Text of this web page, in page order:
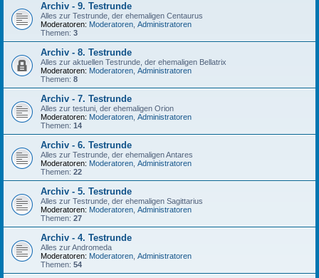
Archiv - 9. Testrunde
Alles zur Testrunde, der ehemaligen Centaurus
Moderatoren: Moderatoren Administratoren
Themen: 3
Archiv - 8. Testrunde
Alles zur aktuellen Testrunde, der ehemaligen Bellatrix
Moderatoren: Moderatoren Administratoren
Themen: 8
Archiv - 7. Testrunde
Alles zur testuni, der ehemaligen Orion
Moderatoren: Moderatoren Administratoren
Themen: 14
Archiv - 6. Testrunde
Alles zur Testrunde, der ehemaligen Antares
Moderatoren: Moderatoren Administratoren
Themen: 22
Archiv - 5. Testrunde
Alles zur Testrunde, der ehemaligen Sagittarius
Moderatoren: Moderatoren Administratoren
Themen: 27
Archiv - 4. Testrunde
Alles zur Andromeda
Moderatoren: Moderatoren Administratoren
Themen: 54